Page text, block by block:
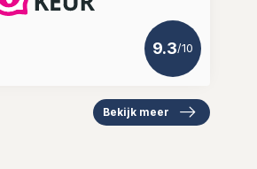
9.3/10
Bekijk meer